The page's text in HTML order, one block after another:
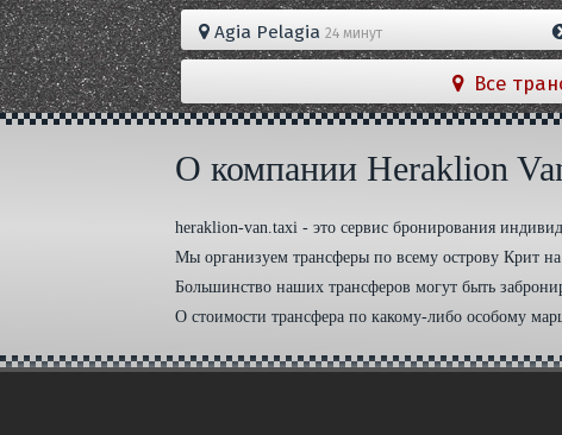
Agia Pelagia24 минут
Все
О компании Heraklion
heraklion-van.taxi - это сервис бронирования
Мы организуем трансферы по всему острову Крит
Большинство наших трансферов могут быть
О стоимости трансфера по какому-либо особому